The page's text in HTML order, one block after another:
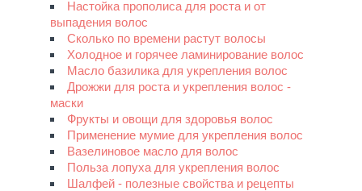
Настойка прополиса для роста и от
выпадения волос
Сколько по времени растут волосы
Холодное и горячее ламинирование волос
Масло базилика для укрепления волос
Дрожжи для роста и укрепления волос -
маски
Фрукты и овощи для здоровья волос
Применение мумие для укрепления волос
Вазелиновое масло для волос
Польза лопуха для укрепления волос
Шалфей - полезные свойства и рецепты